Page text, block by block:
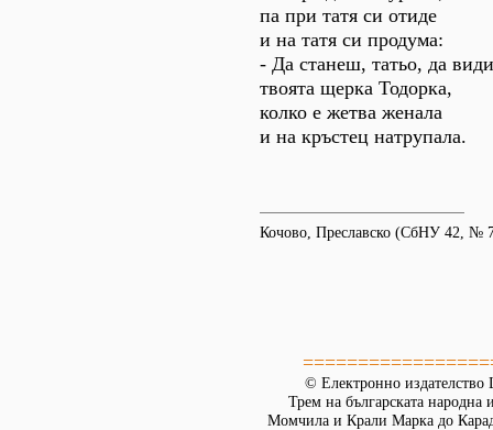
па при татя си отиде
и на татя си продума:
- Да станеш, татьо, да
твоята щерка Тодорка,
колко е жетва женала
и на кръстец натрупала.
Кочово, Преславско (СбНУ 42, №
© Електронно издателство
Трем на българската народна
Момчила и Крали Марка до